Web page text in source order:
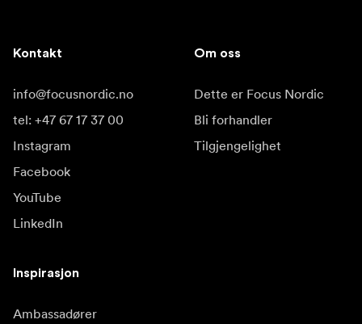
Kontakt
info@focusnordic.no
tel: +47 67 17 37 00
Instagram
Facebook
YouTube
LinkedIn
Om oss
Dette er Focus Nordic
Bli forhandler
Tilgjengelighet
Inspirasjon
Ambassadører